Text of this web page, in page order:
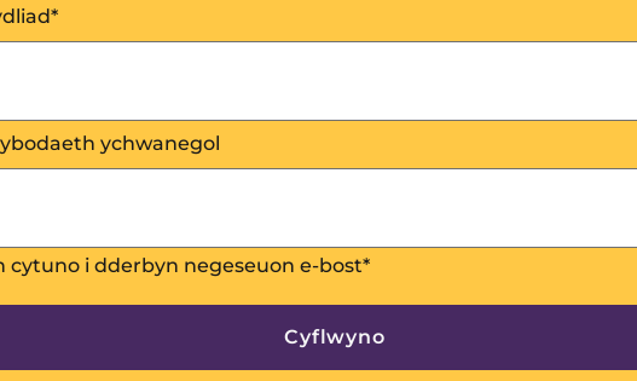
*
ychwanegol
cytuno i dderbyn negeseuon e-bost*